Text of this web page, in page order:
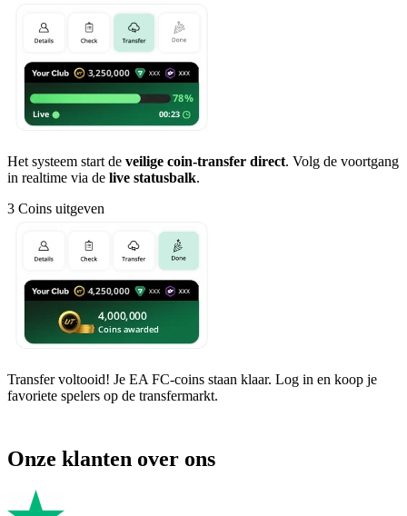
Het systeem start de veilige coin-transfer direct. Volg de voortgang
in realtime via de live statusbalk.
3 Coins uitgeven
Transfer voltooid! Je EA FC-coins staan klaar. Log in en koop je
favoriete spelers op de transfermarkt.
Onze klanten over ons